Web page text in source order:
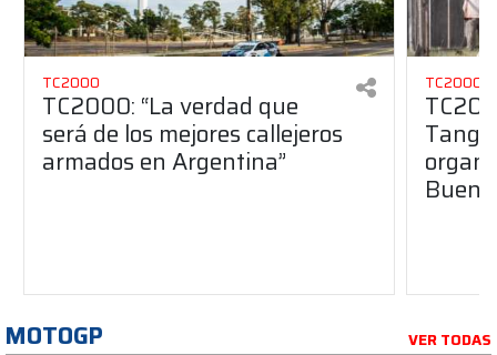
TC2000
TC2000: “La verdad que
será de los mejores callejeros
armados en Argentina”
TC2000
MOTOGP VER TODAS